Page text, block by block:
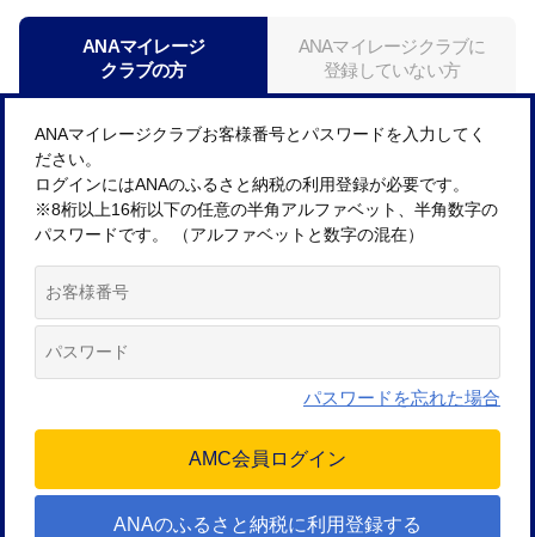
ANAマイレージ
クラブの方
ANAマイレージクラブに
登録していない方
ANAマイレージクラブお客様番号とパスワードを入力してく
ださい。
ログインにはANAのふるさと納税の利用登録が必要です。
※8桁以上16桁以下の任意の半角アルファベット、半角数字の
パスワードです。 （アルファベットと数字の混在）
パスワードを忘れた場合
ANAのふるさと納税に利用登録する